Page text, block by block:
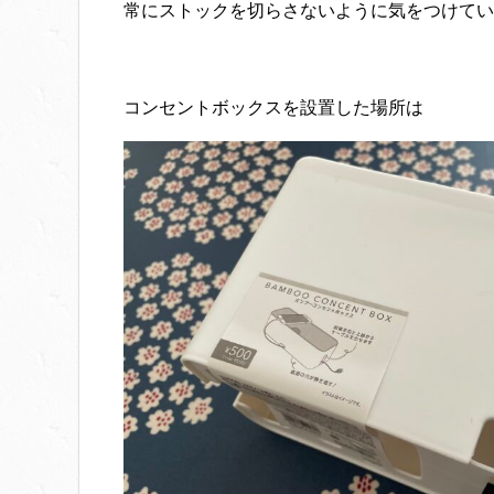
常にストックを切らさないように気をつけて
コンセントボックスを設置した場所は